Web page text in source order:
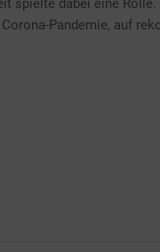
spielte dabei eine
Pandemie, auf